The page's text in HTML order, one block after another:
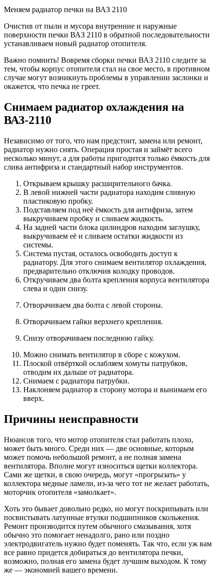
Меняем радиатор печки на ВАЗ 2110
Очистив от пыли и мусора внутренние и наружные
поверхности печки ВАЗ 2110 в обратной последовательности
устанавливаем новый радиатор отопителя.
Важно помнить! Вовремя сборки печки ВАЗ 2110 следите за
тем, чтобы корпус отопителя стал на свое место, в противном
случае могут возникнуть проблемы в управлении заслонки и
окажется, что печка не греет.
Снимаем радиатор охлаждения на
ВАЗ-2110
Независимо от того, что нам предстоит, замена или ремонт,
радиатор нужно снять. Операция простая и займёт всего
несколько минут, а для работы пригодится только ёмкость для
слива антифриза и стандартный набор инструментов.
Открываем крышку расширительного бачка.
В левой нижней части радиатора находим сливную
пластиковую пробку.
Подставляем под неё ёмкость для антифриза, затем
выкручиваем пробку и сливаем жидкость.
На задней части блока цилиндров находим заглушку,
выкручиваем её и сливаем остатки жидкости из
системы.
Система пустая, осталось освободить доступ к
радиатору. Для этого снимаем вентилятор охлаждения,
предварительно отключив колодку проводов.
Откручиваем два болта крепления корпуса вентилятора
слева и один снизу.
Отворачиваем два болта с левой стороны.
Отворачиваем гайки верхнего крепления.
Снизу отворачиваем последнюю гайку.
Можно снимать вентилятор в сборе с кожухом.
Плоской отвёрткой ослабляем хомуты патрубков,
отводим их дальше от радиатора.
Снимаем с радиатора патрубки.
Наклоняем радиатор в сторону мотора и вынимаем его
вверх.
Причины неисправности
Нюансов того, что мотор отопителя стал работать плохо,
может быть много. Среди них — две основные, которым
может помочь небольшой ремонт, а не полная замена
вентилятора. Вполне могут износиться щетки коллектора.
Сами же щетки, в свою очередь, могут «прогрызать» у
коллектора медные ламели, из-за чего тот не желает работать,
моторчик отопителя «замолкает».
Хоть это бывает довольно редко, но могут поскрипывать или
посвистывать латунные втулки подшипников скольжения.
Ремонт производится путем обычного смазывания, хотя
обычно это помогает ненадолго, рано или поздно
электродвигатель нужно будет поменять. Так что, если уж вам
все равно придется добираться до вентилятора печки,
возможно, полная его замена будет лучшим выходом. К тому
же — экономией вашего времени.